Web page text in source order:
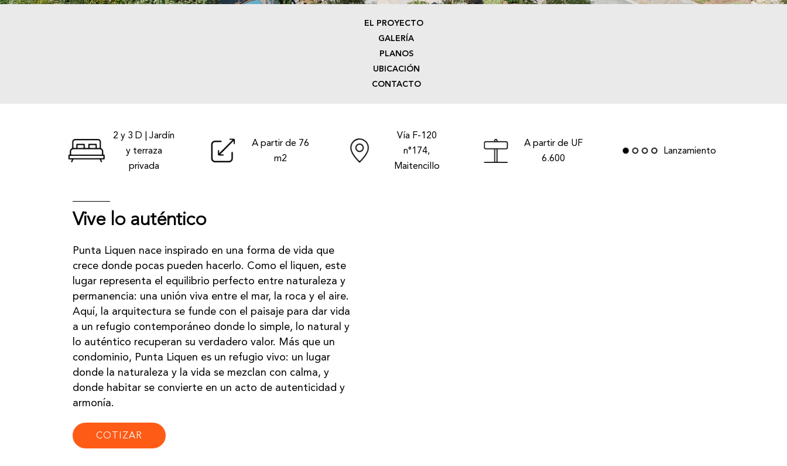
EL PROYECTO
GALERÍA
PLANOS
UBICACIÓN
CONTACTO
2 y 3 D | Jardín
y terraza
privada
A partir de 76
m2
Vía F-120
n°174,
Maitencillo
A partir de UF
6.600
Lanzamiento
Vive lo auténtico
Punta Liquen nace inspirado en una forma de vida que
crece donde pocas pueden hacerlo. Como el liquen, este
lugar representa el equilibrio perfecto entre naturaleza y
permanencia: una unión viva entre el mar, la roca y el aire.
Aquí, la arquitectura se funde con el paisaje para dar vida
a un refugio contemporáneo donde lo simple, lo natural y
lo auténtico recuperan su verdadero valor. Más que un
condominio, Punta Liquen es un refugio vivo: un lugar
donde la naturaleza y la vida se mezclan con calma, y
donde habitar se convierte en un acto de autenticidad y
armonía.
COTIZAR